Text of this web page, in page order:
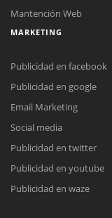
Todos nuestros
Mantención Web
MARKETING
Publicidad en facebook
Publicidad en google
Email Marketing
Social media
Publicidad en twitter
Publicidad en youtube
Publicidad en waze